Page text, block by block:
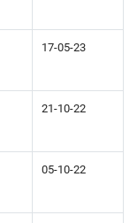
17-05-23
21-10-22
05-10-22